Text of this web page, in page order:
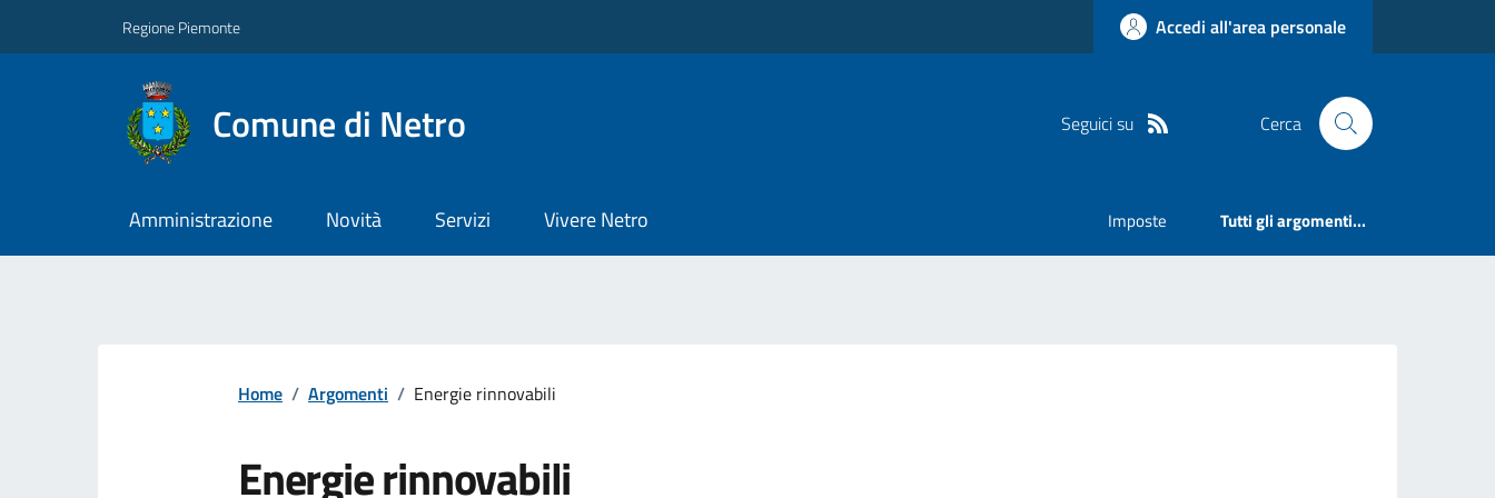
Regione Piemonte Accedi all'area personale
Comune di Netro Seguici su Cerca
Amministrazione Novità Servizi Vivere Netro Imposte Tutti gli argomenti...
Home / Argomenti / Energie rinnovabili
Energie rinnovabili